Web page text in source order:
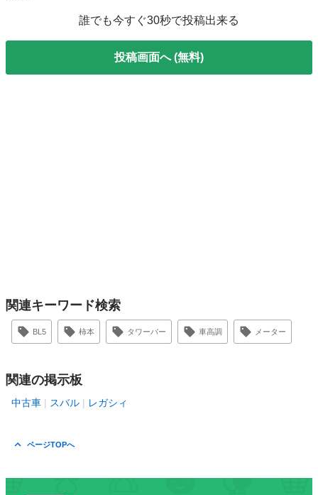
誰でも今すぐ30秒で投稿出来る
投稿画面へ (無料)
関連キーワード検索
BL5 柿本 タワーバー 車高調 メーター
関連の掲示板
中古車 スバル レガシィ
ページTOPへ